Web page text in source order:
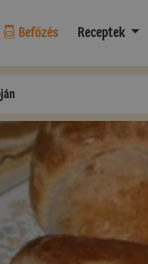
Befőzés Receptek